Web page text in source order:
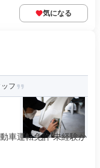
気になる
フ
車運転免許 未経験か